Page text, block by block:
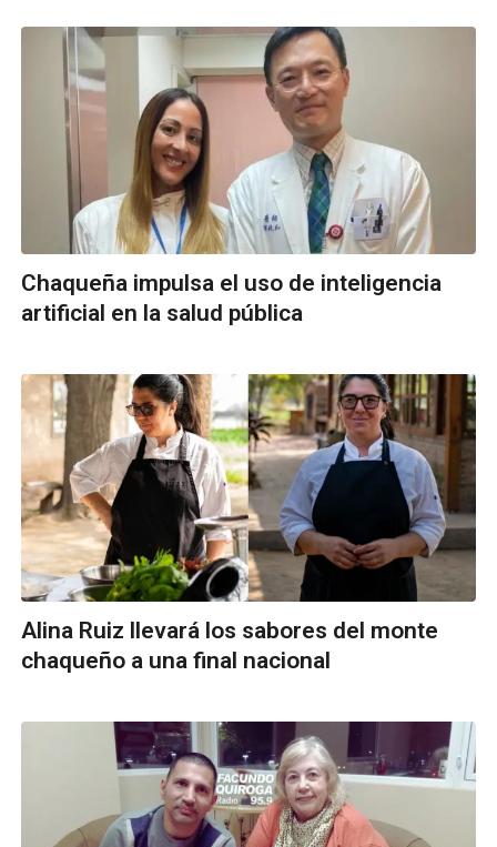
Chaqueña impulsa el uso de inteligencia
artificial en la salud pública
Alina Ruiz llevará los sabores del monte
chaqueño a una final nacional